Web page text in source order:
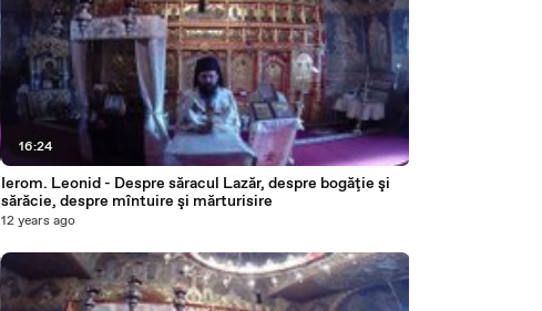
16:24
Ierom. Leonid - Despre săracul Lazăr, despre bogăţie şi
sărăcie, despre mîntuire şi mărturisire
12 years ago